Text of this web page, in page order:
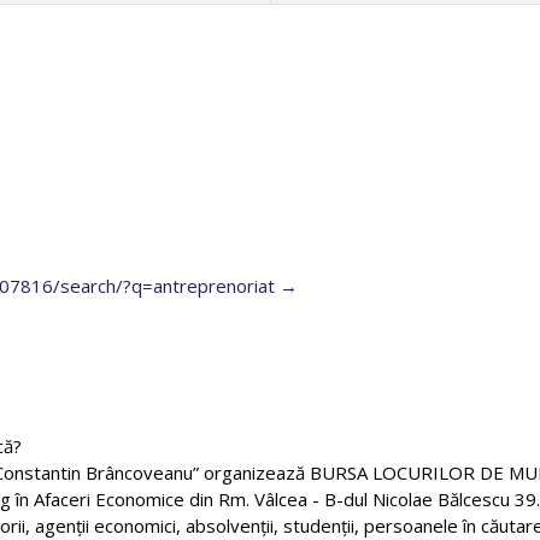
search/?q=antreprenoriat
Brâncoveanu” organizează BURSA LOCURILOR DE
Afaceri Economice din Rm. Vâlcea - B-dul Nicolae Bălcescu 39.
agenții economici, absolvenții, studenții, persoanele în